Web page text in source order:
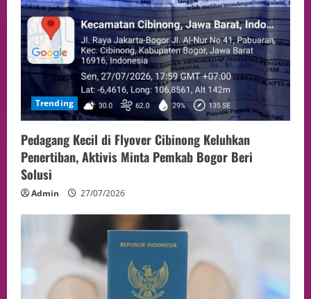
Trending
Pedagang Kecil di Flyover Cibinong Keluhkan
Penertiban, Aktivis Minta Pemkab Bogor Beri
Solusi
Admin 27/07/2026